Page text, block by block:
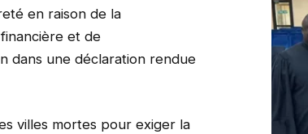
en raison de la
et de
dans une déclaration rendue
villes mortes pour exiger la